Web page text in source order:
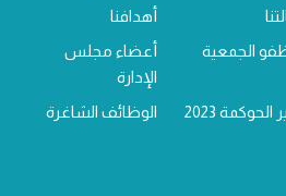
أهدافنا
الجمعية
أعضاء مجلس
الإدارة
الحوكمة 2023 الوظائف الشاغرة